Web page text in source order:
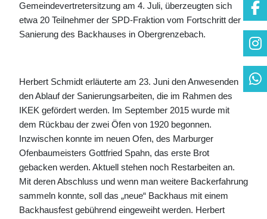
Gemeindevertretersitzung am 4. Juli, überzeugten sich
etwa 20 Teilnehmer der SPD-Fraktion vom Fortschritt der
Sanierung des Backhauses in Obergrenzebach.
Herbert Schmidt erläuterte am 23. Juni den Anwesenden
den Ablauf der Sanierungsarbeiten, die im Rahmen des
IKEK gefördert werden. Im September 2015 wurde mit
dem Rückbau der zwei Öfen von 1920 begonnen.
Inzwischen konnte im neuen Ofen, des Marburger
Ofenbaumeisters Gottfried Spahn, das erste Brot
gebacken werden. Aktuell stehen noch Restarbeiten an.
Mit deren Abschluss und wenn man weitere Backerfahrung
sammeln konnte, soll das „neue“ Backhaus mit einem
Backhausfest gebührend eingeweiht werden. Herbert